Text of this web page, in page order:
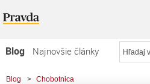
Blog
Najnovšie články
Najčítanejšie články
Blog > Chobotnica